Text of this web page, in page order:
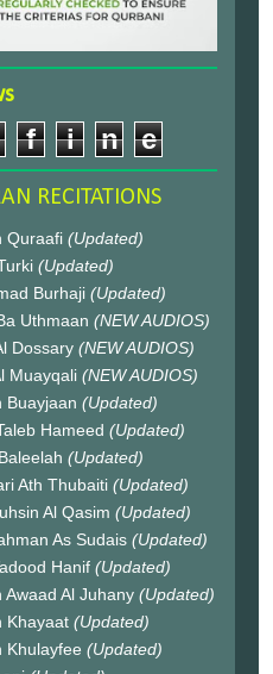
f i n
e
RECITATIONS
Quraafi (Updated)
(Updated)
Burhaji (Updated)
Uthmaan (NEW AUDIOS)
Dossary (NEW AUDIOS)
Muayqali (NEW AUDIOS)
Buayjaan (Updated)
Hameed (Updated)
(Updated)
Ath Thubaiti (Updated)
Al Qasim (Updated)
As Sudais (Updated)
Hanif (Updated)
Awaad Al Juhany (Updated)
Khayaat (Updated)
Khulayfee (Updated)